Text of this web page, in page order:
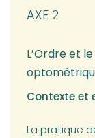
AXE 2
L’Ordre et
Contexte et
La pratique